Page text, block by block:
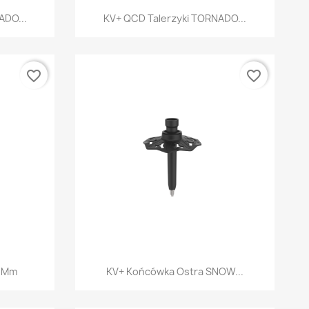
Szybki podgląd
KV+ QCD Talerzyki TORNADO...
favorite_border
Szybki podgląd
KV+ Końcówka Ostra SNOW...
favorite_border